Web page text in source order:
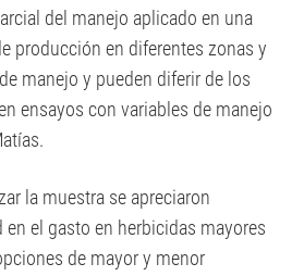
del manejo aplicado en una
producción en diferentes zonas y
manejo y pueden diferir de los
ensayos con variables de manejo
la muestra se apreciaron
el gasto en herbicidas mayores
de mayor y menor